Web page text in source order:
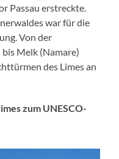
Passau erstreckte.
war für die
Von der
Melk (Namare)
des Limes an
zum UNESCO-